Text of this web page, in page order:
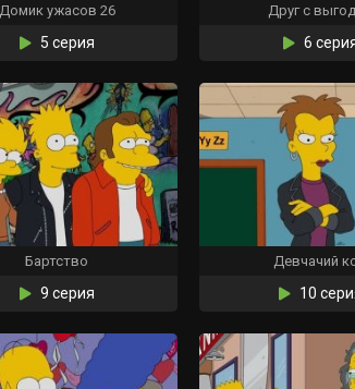
Домик ужасов 26
5 серия
Друг с
6
Бартство
9 серия
Девчачий
10